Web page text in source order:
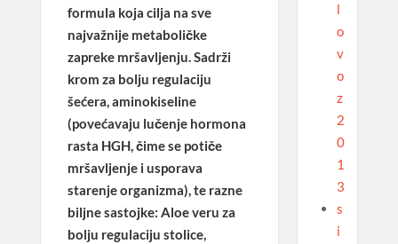
formula koja cilja na sve
najvažnije metaboličke
zapreke mršavljenju. Sadrži
krom za bolju regulaciju
šećera, aminokiseline
(povećavaju lučenje hormona
rasta HGH, čime se potiče
mršavljenje i usporava
starenje organizma), te razne
biljne sastojke: Aloe veru za
bolju regulaciju stolice,
l
o
v
o
z
2
0
1
3
s
i